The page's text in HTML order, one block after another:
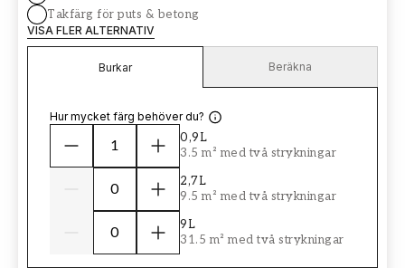
Takfärg för puts & betong
VISA FLER ALTERNATIV
Burkar Beräkna
Hur mycket färg behöver du?
0,9L
3.5 m² med två strykningar
2,7L
9.5 m² med två strykningar
9L
31.5 m² med två strykningar